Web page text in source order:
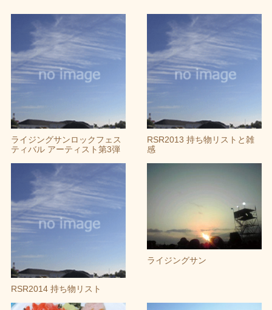
ライジングサンロックフェス
ティバル アーティスト第3弾
RSR2013 持ち物リストと雑
感
RSR2014 持ち物リスト
ライジングサン